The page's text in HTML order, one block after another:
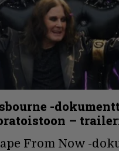
-
–
From Now -